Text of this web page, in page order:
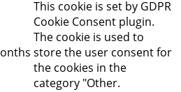
This cookie is set by GDPR
Cookie Consent plugin.
The cookie is used to
store the user consent for
the cookies in the
category "Other.